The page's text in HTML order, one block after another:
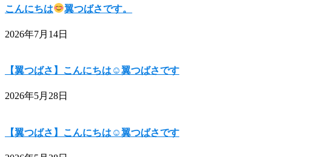
こんにちは 翼つばさです。
2026年7月14日
【翼つばさ】こんにちは☺翼つばさです
2026年5月28日
【翼つばさ】こんにちは☺翼つばさです